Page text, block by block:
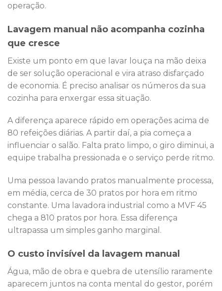
operação.
Lavagem manual não acompanha cozinha
que cresce
Existe um ponto em que lavar louça na mão deixa
de ser solução operacional e vira atraso disfarçado
de economia. É preciso analisar os números da sua
cozinha para enxergar essa situação.
A diferença aparece rápido em operações acima de
80 refeições diárias. A partir daí, a pia começa a
influenciar o salão. Falta prato limpo, o giro diminui, a
equipe trabalha pressionada e o serviço perde ritmo.
Uma pessoa lavando pratos manualmente processa,
em média, cerca de 30 pratos por hora em ritmo
constante. Uma lavadora industrial como a MVF 45
chega a 810 pratos por hora. Essa diferença
ultrapassa um simples ganho marginal.
O custo invisível da lavagem manual
Água, mão de obra e quebra de utensílio raramente
aparecem juntos na conta mental do gestor, porém